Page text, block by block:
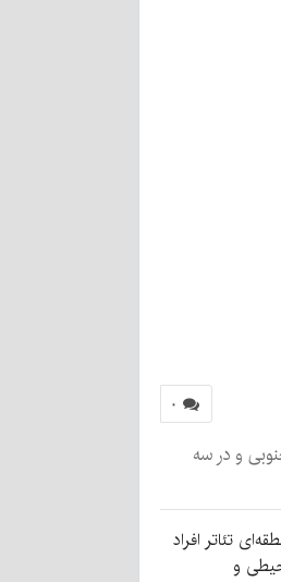
۰
و در سه
تئاتر افراد
و